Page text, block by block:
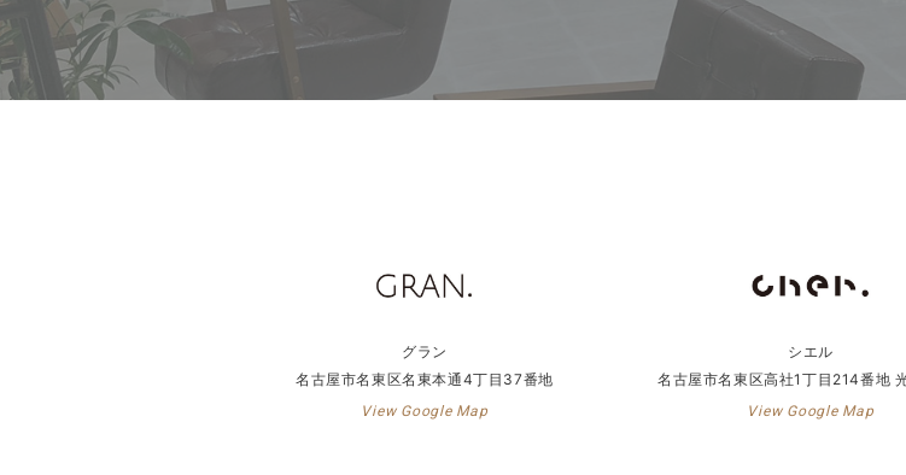
グラン
名古屋市名東区名東本通4丁目37番地
View Google Map
シエル
名古屋市名東区高社1丁目214番地
View Google Map